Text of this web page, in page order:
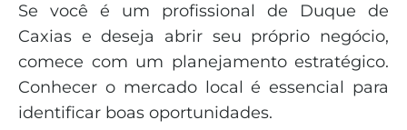
Se você é um profissional de Duque de
Caxias e deseja abrir seu próprio negócio,
comece com um planejamento estratégico.
Conhecer o mercado local é essencial para
identificar boas oportunidades.